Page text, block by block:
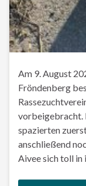
Am 9. August
Fröndenberg
vorbeigebracht.
spazierten
anschließend
Aivee sich toll in